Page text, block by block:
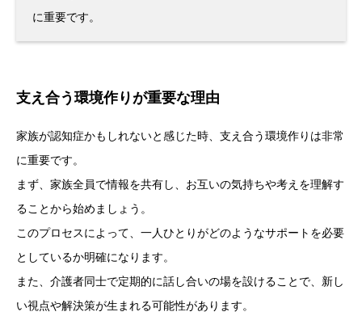
に重要です。
支え合う環境作りが重要な理由
家族が認知症かもしれないと感じた時、支え合う環境作りは非常
に重要です。
まず、家族全員で情報を共有し、お互いの気持ちや考えを理解す
ることから始めましょう。
このプロセスによって、一人ひとりがどのようなサポートを必要
としているか明確になります。
また、介護者同士で定期的に話し合いの場を設けることで、新し
い視点や解決策が生まれる可能性があります。